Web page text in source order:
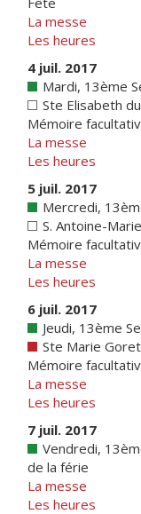
La messe
Les heures
4 juil. 2017
Mardi, 13ème
Ste Elisabeth
Mémoire
La messe
Les heures
5 juil. 2017
Mercredi,
S. Antoine-
Mémoire
La messe
Les heures
6 juil. 2017
Jeudi, 13ème
Ste Marie
Mémoire
La messe
Les heures
7 juil. 2017
Vendredi,
de la férie
La messe
Les heures